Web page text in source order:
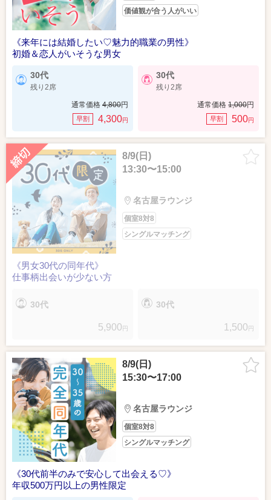
価値観が合う人がいい
《来年には結婚したい♡魅力的職業の男性》
初婚＆恋人がいそうな男女
30代
残り2席
通常価格 4,800円
早割 4,300円
30代
残り2席
通常価格 1,000円
早割 500円
8/9(日)
13:30〜15:00
名古屋ラウンジ
個室8対8
シングルマッチング
《男女30代の同年代》
仕事柄出会いが少ない方
30代
5,900 円
30代
1,500 円
8/9(日)
15:30〜17:00
名古屋ラウンジ
個室8対8
シングルマッチング
《30代前半のみで安心して出会える♡》
年収500万円以上の男性限定